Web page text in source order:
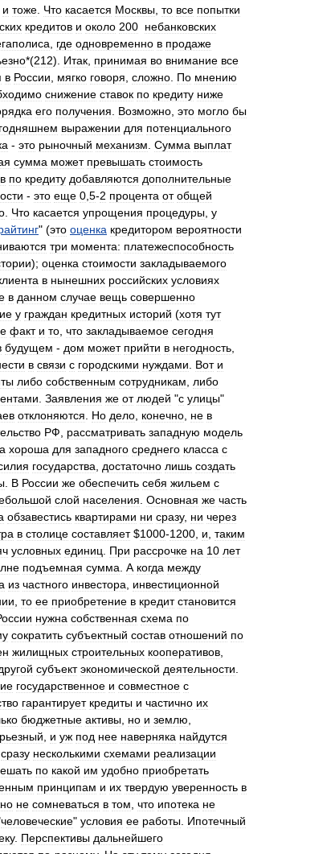
и тоже Что касается Москвы то все попытки
кредитов и около 200 небанковских
где одновременно в продаже
*(212). Итак принимая во внимание все
в России мягко говоря сложно По мнению
снижение ставок по кредиту ниже
его получения Возможно это могло бы
выражении для потенциального
- это рыночный механизм Сумма выплат
сумма может превышать стоимость
по кредиту добавляются дополнительные
- это еще 0 5-2 процента от общей
Что касается упрощения процедуры у
" (это оценка кредитором вероятности
три момента: платежеспособность
); оценка стоимости закладываемого
в нынешних российских условиях
в данном случае вещь совершенно
у граждан кредитных историй (хотя тут
факт и то что закладываемое сегодня
будущем - дом может прийти в негодность
в связи с городскими нуждами Вот и
либо собственным сотрудникам
либо
Заявления же от людей "с улицы"
отклоняются Но дело конечно не в
РФ рассматривать западную модель
хороша для западного среднего класса с
государства достаточно лишь создать
В России же обеспечить себя жильем с
слой населения Основная же часть
обзавестись квартирами ни сразу, ни через
в столице составляет$1000-1200 и таким
условных единиц При рассрочке на 10 лет
подъемная сумма А когда между
из частного инвестора
инвестиционной
то ее приобретение в кредит становится
нужна собственная схема по
сократить субъектный состав отношений по
жилищных строительных кооперативов
субъект экономической деятельности
государственное и совместное с
гарантирует кредиты и частично их
бюджетные активы но и землю
и уж под нее наверняка найдутся
сразу несколькими схемами реализации
по какой им удобно приобретать
принципам и их твердую уверенность в
не сомневаться в том что ипотека не
человеческие" условия ее работы Ипотечный
. Перспективы дальнейшего